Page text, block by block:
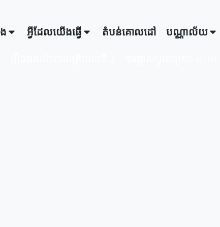
អ្វីដែលយើងធ្វើ តំបន់គោលដៅ បណ្ណាល័យ